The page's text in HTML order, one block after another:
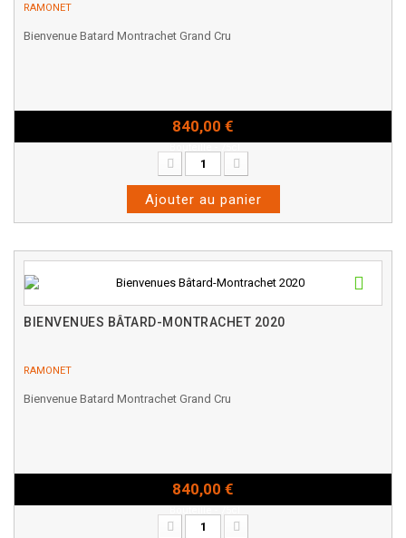
RAMONET
Bienvenue Batard Montrachet Grand Cru
840,00 €
Ajouter au panier
BIENVENUES BÂTARD-MONTRACHET 2020
RAMONET
Bienvenue Batard Montrachet Grand Cru
840,00 €